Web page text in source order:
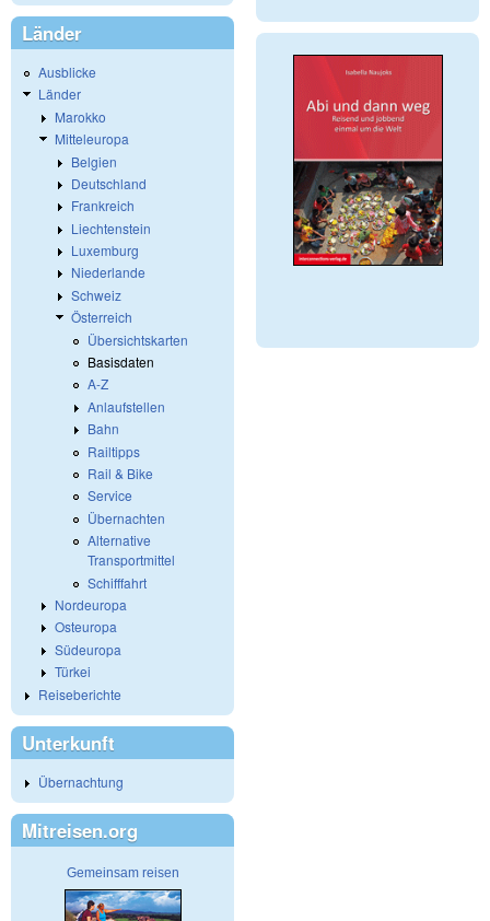
Länder
Ausblicke
Länder
Marokko
Mitteleuropa
Belgien
Deutschland
Frankreich
Liechtenstein
Luxemburg
Niederlande
Schweiz
Österreich
Übersichtskarten
Basisdaten
A-Z
Anlaufstellen
Bahn
Railtipps
Rail & Bike
Service
Übernachten
Alternative
Transportmittel
Schifffahrt
Nordeuropa
Osteuropa
Südeuropa
Türkei
Reiseberichte
Unterkunft
Übernachtung
Mitreisen.org
Gemeinsam reisen